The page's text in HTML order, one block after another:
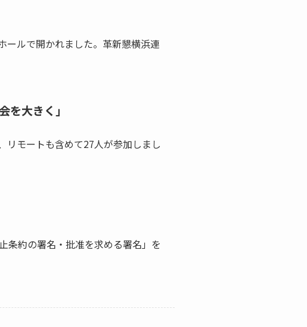
ルで開かれました。革新懇横浜連
大きく」
モートも含めて27人が参加しまし
条約の署名・批准を求める署名」を